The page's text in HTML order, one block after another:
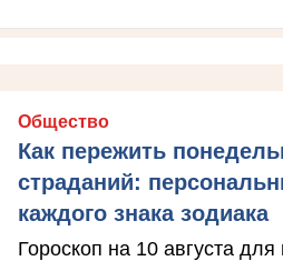
Общество
Как пережить
страданий:
каждого знака зодиака
Гороскоп на 10 августа для